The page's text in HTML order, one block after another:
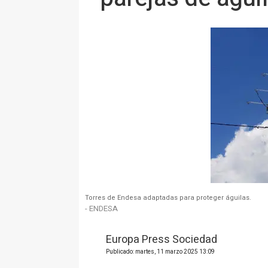
Torres de Endesa adaptadas para proteger águilas.
- ENDESA
Europa Press Sociedad
Publicado: martes, 11 marzo 2025 13:09